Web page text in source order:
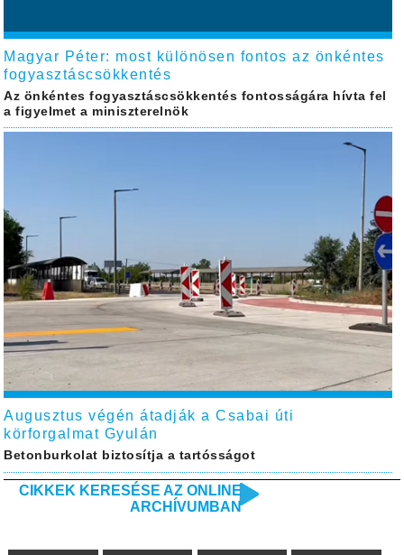
Magyar Péter: most különösen fontos az önkéntes
fogyasztáscsökkentés
Az önkéntes fogyasztáscsökkentés fontosságára hívta fel
a figyelmet a miniszterelnök
Augusztus végén átadják a Csabai úti
körforgalmat Gyulán
Betonburkolat biztosítja a tartósságot
CIKKEK KERESÉSE AZ ONLINE
ARCHÍVUMBAN